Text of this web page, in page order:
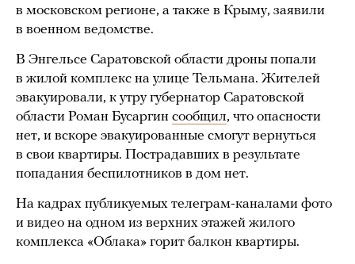
в московском регионе, а также в Крыму, заявили
в военном ведомстве.
В Энгельсе Саратовской области дроны попали
в жилой комплекс на улице Тельмана. Жителей
эвакуировали, к утру губернатор Саратовской
области Роман Бусаргин сообщил, что опасности
нет, и вскоре эвакуированные смогут вернуться
в свои квартиры. Пострадавших в результате
попадания беспилотников в дом нет.
На кадрах публикуемых телеграм-каналами фото
и видео на одном из верхних этажей жилого
комплекса «Облака» горит балкон квартиры.